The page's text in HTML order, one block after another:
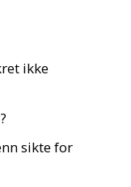
ikke
sikte for